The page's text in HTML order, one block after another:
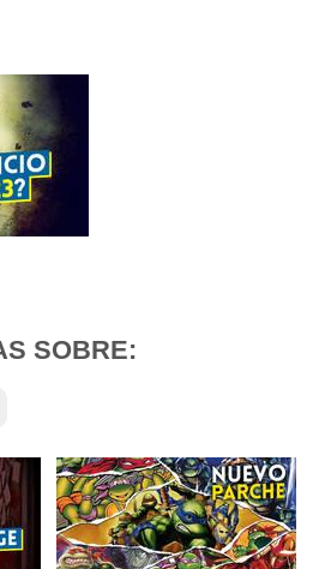
SOBRE: